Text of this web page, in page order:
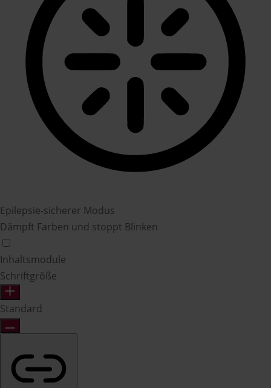
Epilepsie-sicherer Modus
Dämpft Farben und stoppt Blinken
Inhaltsmodule
Schriftgröße
Standard